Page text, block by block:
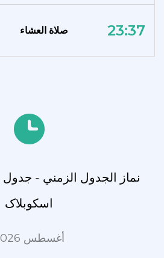
صلاة العشاء 23:37
نماز الجدول الزمني - جدول
اسکوبلاک
أغسطس 2026